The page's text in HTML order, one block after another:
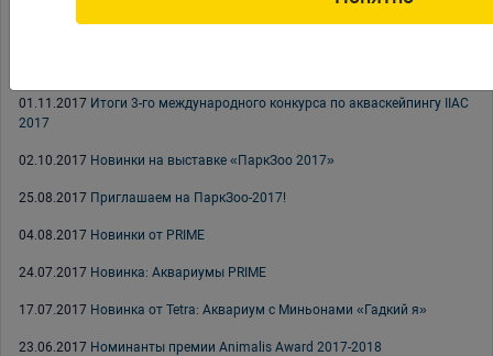
06.12.2017Новинка TUNZE 2017
01.11.2017 Итоги 3-го международного конкурса по акваскейпингу IIAC
2017
02.10.2017 Новинки на выставке «ПаркЗоо 2017»
25.08.2017 Приглашаем на ПаркЗоо-2017!
04.08.2017 Новинки от PRIME
24.07.2017 Новинка: Аквариумы PRIME
17.07.2017 Новинка от Tetra: Аквариум с Миньонами «Гадкий я»
23.06.2017 Номинанты премии Animalis Award 2017-2018